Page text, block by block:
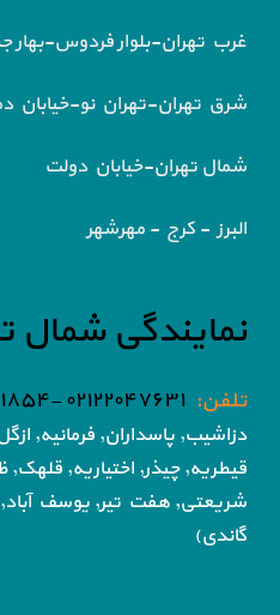
غرب تهران-بلوار فردوس-بهار
شرق تهران-تهران نو-خیابان
شمال تهران-خیابان دولت
البرز - کرج - مهرشهر
نمایندگی شمال
تلفن: ۰۲۱۲۲۰۴۷۶۳۱ -۰۲۱۸۶۰۵۱۸۵۴
دزاشیب, پاسداران, فرمانیه,
قیطریه, چیذر, اختیاریه, قلهک,
شریعتی, هفت تیر, یوسف آباد,
گاندی)